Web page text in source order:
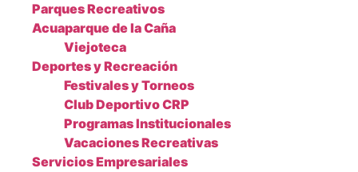
Parques Recreativos
Acuaparque de la Caña
Viejoteca
Deportes y Recreación
Festivales y Torneos
Club Deportivo CRP
Programas Institucionales
Vacaciones Recreativas
Servicios Empresariales